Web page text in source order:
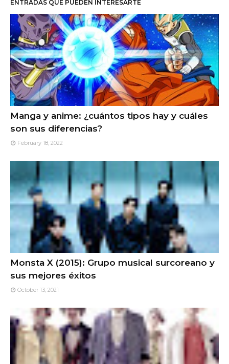
ENTRADAS QUE PUEDEN INTERESARTE
Manga y anime: ¿cuántos tipos hay y cuáles
son sus diferencias?
February 18, 2022
Monsta X (2015): Grupo musical surcoreano y
sus mejores éxitos
October 13, 2021